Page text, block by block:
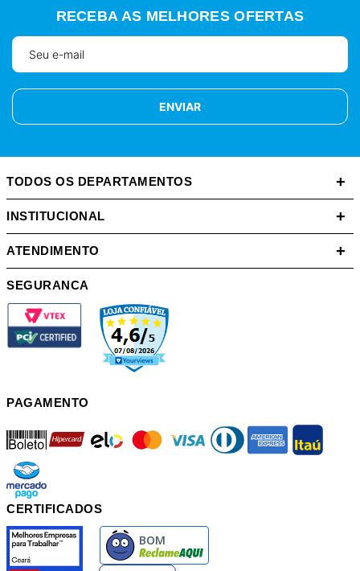
RECEBA AS MELHORES OFERTAS
ENVIAR
TODOS OS DEPARTAMENTOS +
INSTITUCIONAL +
ATENDIMENTO +
SEGURANCA
PAGAMENTO
boleto mastercard diners american itau
mercadopago
CERTIFICADOS